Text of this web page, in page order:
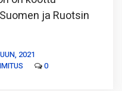
ja Ruotsin
2021
0